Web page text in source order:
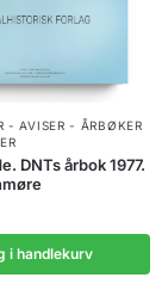
- AVISER - ÅRBØKER
DNTs årbok 1977.
i handlekurv